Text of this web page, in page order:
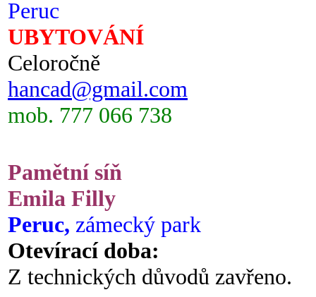
Peruc
UBYTOVÁNÍ
Celoročně
hancad@gmail.com
mob. 777 066 738
Pamětní síň
Emila Filly
Peruc, zámecký park
Otevírací doba:
Z technických důvodů zavřeno.